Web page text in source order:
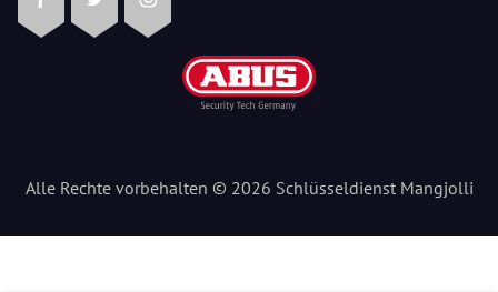
FacebookTwitterInstagram
Alle Rechte vorbehalten © 2026 Schlüsseldienst Mangjolli